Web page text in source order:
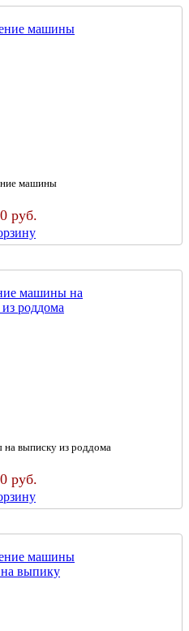
машины
руб.
выписку из роддома
руб.